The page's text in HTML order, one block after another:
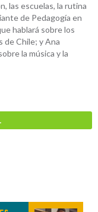
las escuelas, la rutina
de Pedagogía en
hablará sobre los
de Chile; y Ana
la música y la